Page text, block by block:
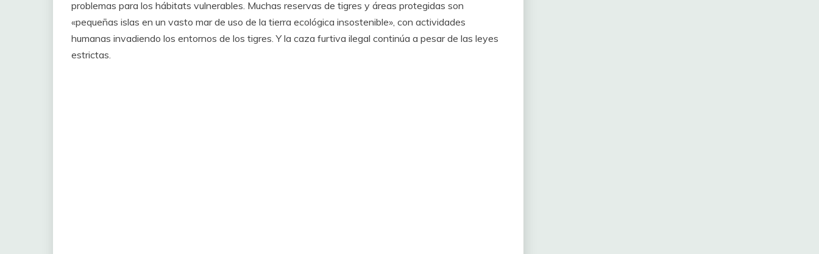
problemas para los hábitats vulnerables. Muchas reservas de tigres y áreas protegidas son
«pequeñas islas en un vasto mar de uso de la tierra ecológica insostenible», con actividades
humanas invadiendo los entornos de los tigres. Y la caza furtiva ilegal continúa a pesar de las leyes
estrictas.